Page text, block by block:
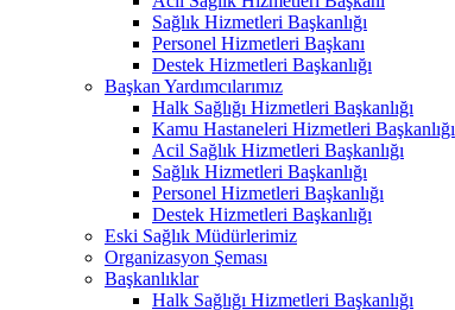
Sağlık Hizmetleri Başkanlığı
Personel Hizmetleri Başkanı
Destek Hizmetleri Başkanlığı
Başkan Yardımcılarımız
Halk Sağlığı Hizmetleri Başkanlığı
Kamu Hastaneleri Hizmetleri Başkanlığı
Acil Sağlık Hizmetleri Başkanlığı
Sağlık Hizmetleri Başkanlığı
Personel Hizmetleri Başkanlığı
Destek Hizmetleri Başkanlığı
Eski Sağlık Müdürlerimiz
Organizasyon Şeması
Başkanlıklar
Halk Sağlığı Hizmetleri Başkanlığı